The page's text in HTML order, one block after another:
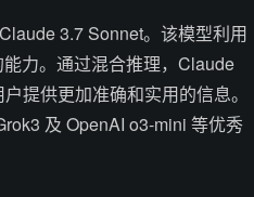
3.7 Sonnet。该模型利用
力。通过混合推理，Claude
提供更加准确和实用的信息。
及 OpenAI o3-mini 等优秀